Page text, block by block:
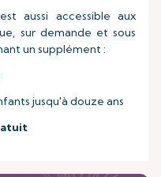
aussi accessible aux
sur demande et sous
un supplément :
jusqu'à douze ans